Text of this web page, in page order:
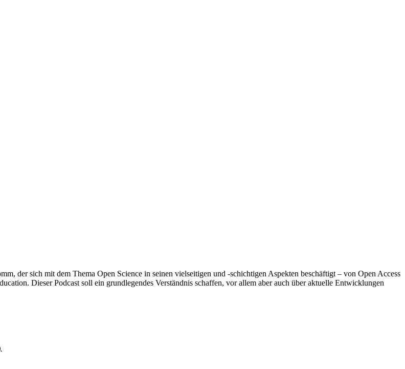
der sich mit dem Thema Open Science in seinen vielseitigen und -schichtigen Aspekten beschäftigt – von Open Access
Dieser Podcast soll ein grundlegendes Verständnis schaffen, vor allem aber auch über aktuelle Entwicklungen